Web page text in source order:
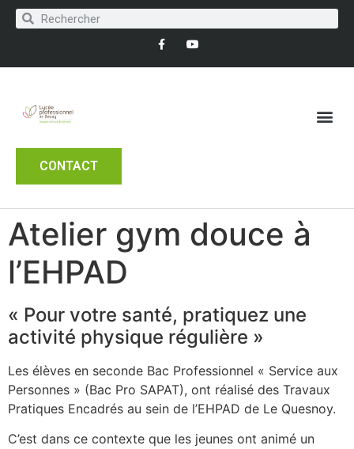
CONTACT
Atelier gym douce à
l’EHPAD
« Pour votre santé, pratiquez une
activité physique régulière »
Les élèves en seconde Bac Professionnel « Service aux
Personnes » (Bac Pro SAPAT), ont réalisé des Travaux
Pratiques Encadrés au sein de l’EHPAD de Le Quesnoy.
C’est dans ce contexte que les jeunes ont animé un